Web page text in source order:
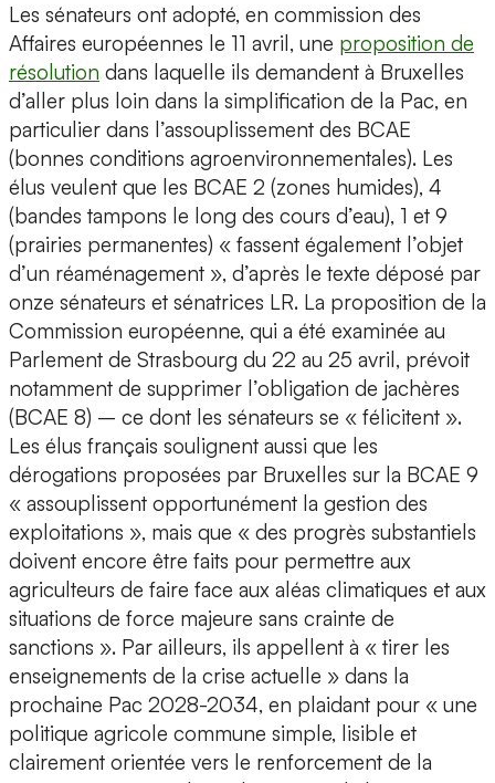
Les sénateurs ont adopté, en commission des
Affaires européennes le 11 avril, une proposition de
résolution dans laquelle ils demandent à Bruxelles
d’aller plus loin dans la simplification de la Pac, en
particulier dans l’assouplissement des BCAE
(bonnes conditions agroenvironnementales). Les
élus veulent que les BCAE 2 (zones humides), 4
(bandes tampons le long des cours d’eau), 1 et 9
(prairies permanentes) « fassent également l’objet
d’un réaménagement », d’après le texte déposé par
onze sénateurs et sénatrices LR. La proposition de la
Commission européenne, qui a été examinée au
Parlement de Strasbourg du 22 au 25 avril, prévoit
notamment de supprimer l’obligation de jachères
(BCAE 8) – ce dont les sénateurs se « félicitent ».
Les élus français soulignent aussi que les
dérogations proposées par Bruxelles sur la BCAE 9
« assouplissent opportunément la gestion des
exploitations », mais que « des progrès substantiels
doivent encore être faits pour permettre aux
agriculteurs de faire face aux aléas climatiques et aux
situations de force majeure sans crainte de
sanctions ». Par ailleurs, ils appellent à « tirer les
enseignements de la crise actuelle » dans la
prochaine Pac 2028-2034, en plaidant pour « une
politique agricole commune simple, lisible et
clairement orientée vers le renforcement de la